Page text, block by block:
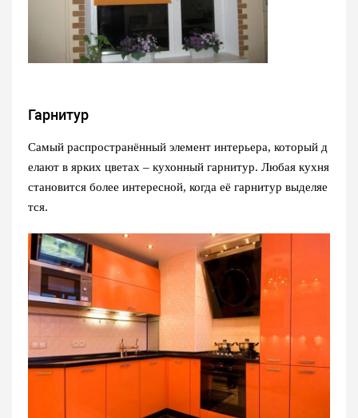
Гарнитур
Самый распространённый элемент интерьера, который д
елают в ярких цветах – кухонный гарнитур. Любая кухня
становится более интересной, когда её гарнитур выделяе
тся.